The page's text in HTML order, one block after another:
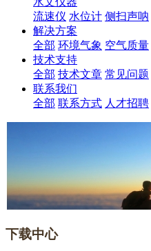
流速仪 水位计 侧扫声呐
解决方案
全部 环境气象 空气质量
技术支持
全部 技术文章 常见问题
联系我们
全部 联系方式 人才招聘
下载中心